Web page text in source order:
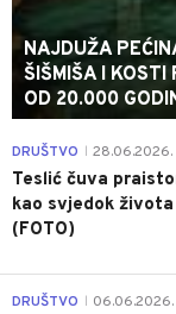
NAJDUŽA
ŠIŠMIŠA I KOSTI
OD 20.000
DRUŠTVO 28.06.2026.
Teslić čuva
kao svjedok
(FOTO)
DRUŠTVO 06.06.2026.